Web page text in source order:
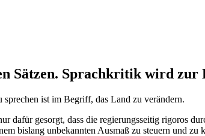
Sätzen. Sprach­kritik wird
ist im Begriff, das Land zu verändern.
dafür gesorgt, dass die regie­rungs­seitig rigoros
bislang unbekannten Ausmaß zu steuern und zu